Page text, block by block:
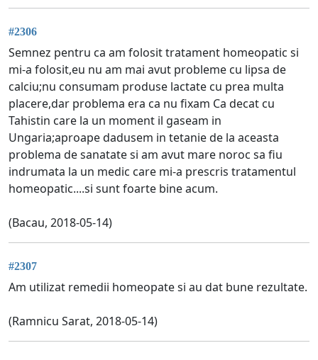
#2306
Semnez pentru ca am folosit tratament homeopatic si
mi-a folosit,eu nu am mai avut probleme cu lipsa de
calciu;nu consumam produse lactate cu prea multa
placere,dar problema era ca nu fixam Ca decat cu
Tahistin care la un moment il gaseam in
Ungaria;aproape dadusem in tetanie de la aceasta
problema de sanatate si am avut mare noroc sa fiu
indrumata la un medic care mi-a prescris tratamentul
homeopatic....si sunt foarte bine acum.
(Bacau, 2018-05-14)
#2307
Am utilizat remedii homeopate si au dat bune rezultate.
(Ramnicu Sarat, 2018-05-14)